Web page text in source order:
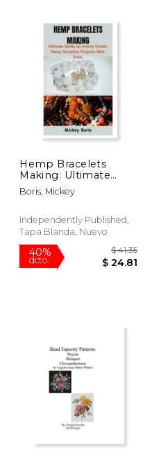
40%
dcto.
Hemp Bracelets
Making: Ultimate
Guide on how to
Create Hemp
With Ease (en Inglés)
Boris, Mickey
Independently Published,
Tapa Blanda, Nuevo